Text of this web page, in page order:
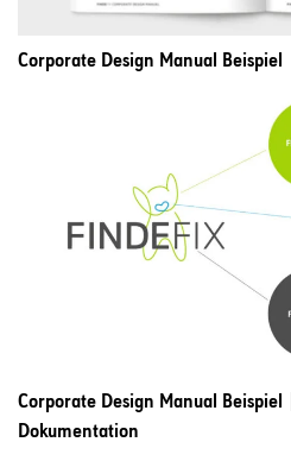
Corporate Design Manual Beispiel
Corporate Design Manual
Dokumentation